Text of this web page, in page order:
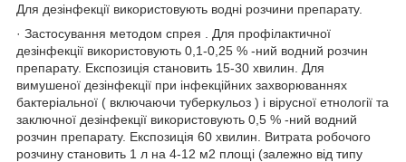
Для дезінфекції використовують водні розчини препарату.
· Застосування методом спрея . Для профілактичної
дезінфекції використовують 0,1-0,25 % -ний водний розчин
препарату. Експозиція становить 15-30 хвилин. Для
вимушеної дезінфекції при інфекційних захворюваннях
бактеріальної ( включаючи туберкульоз ) і вірусної етнології та
заключної дезінфекції використовують 0,5 % -ний водний
розчин препарату. Експозиція 60 хвилин. Витрата робочого
розчину становить 1 л на 4-12 м2 площі (залежно від типу